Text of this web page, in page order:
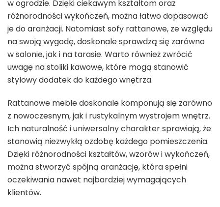
w ogrodzie. Dzięki ciekawym kształtom oraz
różnorodności wykończeń, można łatwo dopasować
je do aranżacji. Natomiast sofy rattanowe, ze względu
na swoją wygodę, doskonale sprawdzą się zarówno
w salonie, jak i na tarasie. Warto również zwrócić
uwagę na stoliki kawowe, które mogą stanowić
stylowy dodatek do każdego wnętrza.
Rattanowe meble doskonale komponują się zarówno
z nowoczesnym, jak i rustykalnym wystrojem wnętrz.
Ich naturalność i uniwersalny charakter sprawiają, że
stanowią niezwykłą ozdobę każdego pomieszczenia.
Dzięki różnorodności kształtów, wzorów i wykończeń,
można stworzyć spójną aranżację, która spełni
oczekiwania nawet najbardziej wymagających
klientów.